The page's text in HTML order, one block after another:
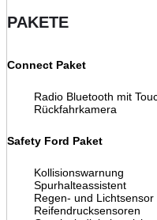
PAKETE
Connect Paket
Radio Bluetooth mit
Rückfahrkamera
Safety Ford Paket
Kollisionswarnung
Spurhalteassistent
Regen- und Lichtsensor
Reifendrucksensoren